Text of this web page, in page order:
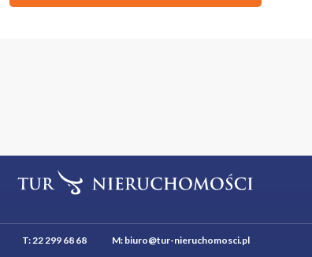
T:22 299 68 68M: biuro@tur-nieruchomosci.pl